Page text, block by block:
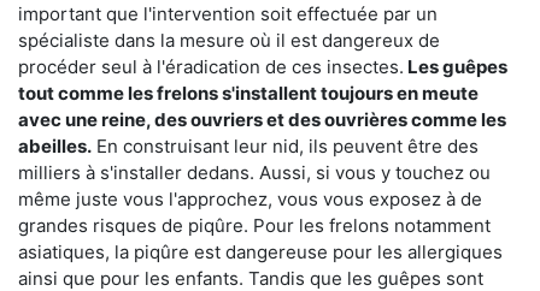
important que l'intervention soit effectuée par un
spécialiste dans la mesure où il est dangereux de
procéder seul à l'éradication de ces insectes. Les guêpes
tout comme les frelons s'installent toujours en meute
avec une reine, des ouvriers et des ouvrières comme les
abeilles. En construisant leur nid, ils peuvent être des
milliers à s'installer dedans. Aussi, si vous y touchez ou
même juste vous l'approchez, vous vous exposez à de
grandes risques de piqûre. Pour les frelons notamment
asiatiques, la piqûre est dangereuse pour les allergiques
ainsi que pour les enfants. Tandis que les guêpes sont